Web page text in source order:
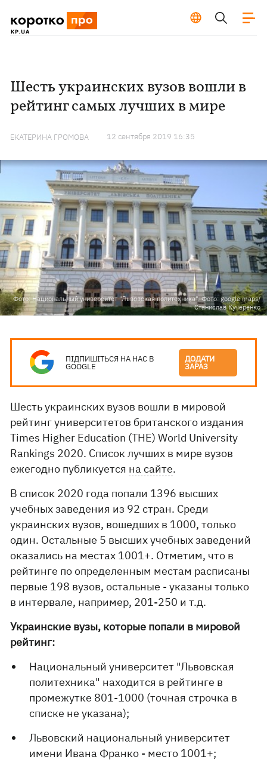
Шесть украинских вузов вошли в
рейтинг самых лучших в мире
ЕКАТЕРИНА ГРОМОВА 12 сентября 2019 16:35
Фото: Национальный университет "Львовская политехника". Фото: google maps/
Станислав Кучеренко
ПІДПИШІТЬСЯ НА НАС В
GOOGLE
ДОДАТИ
ЗАРАЗ
Шесть украинских вузов вошли в мировой
рейтинг университетов британского издания
Times Higher Education (THE) World University
Rankings 2020. Список лучших в мире вузов
ежегодно публикуется на сайте.
В список 2020 года попали 1396 высших
учебных заведения из 92 стран. Среди
украинских вузов, вошедших в 1000, только
один. Остальные 5 высших учебных заведений
оказались на местах 1001+. Отметим, что в
рейтинге по определенным местам расписаны
первые 198 вузов, остальные - указаны только
в интервале, например, 201-250 и т.д.
Украинские вузы, которые попали в мировой
рейтинг:
Национальный университет "Львовская
политехника" находится в рейтинге в
промежутке 801-1000 (точная строчка в
списке не указана);
Львовский национальный университет
имени Ивана Франко - место 1001+;